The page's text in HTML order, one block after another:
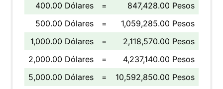
400.00 Dólares
=
847,428.00 Pesos
500.00 Dólares
=
1,059,285.00 Pesos
1,000.00 Dólares
=
2,118,570.00 Pesos
2,000.00 Dólares
=
4,237,140.00 Pesos
5,000.00 Dólares
= 10,592,850.00 Pesos